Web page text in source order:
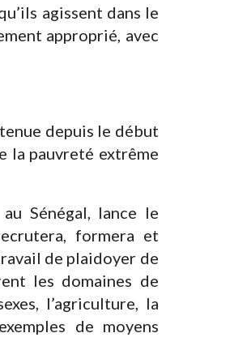
agissent dans le
approprié, avec
depuis le début
la pauvreté extrême
Sénégal, lance le
formera et
de plaidoyer de
les domaines de
l’agriculture, la
de moyens